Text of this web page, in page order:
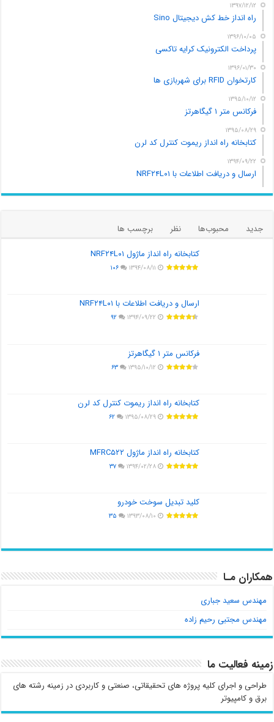
۱۳۹۷/۱۲/۱۲
راه انداز خط کش دیجیتال Sino
۱۳۹۶/۱۰/۰۵
پرداخت الکترونیک کرایه تاکسی
۱۳۹۶/۰۱/۳۰
کارتخوان RFID برای شهربازی ها
۱۳۹۵/۱۰/۱۲
فرکانس متر ۱ گیگاهرتز
۱۳۹۵/۰۸/۲۹
کتابخانه راه انداز ریموت کنترل کد لرن
۱۳۹۴/۰۹/۲۲
ارسال و دریافت اطلاعات با NRF۲۴L۰۱
جدید محبوب‌ها نظر
برچسب ها
کتابخانه راه انداز ماژول NRF۲۴L۰۱
۱۳۹۴/۰۸/۱۱ ۱۰۶
ارسال و دریافت اطلاعات با NRF۲۴L۰۱
۱۳۹۴/۰۹/۲۲ ۹۲
فرکانس متر ۱ گیگاهرتز
۱۳۹۵/۱۰/۱۲ ۶۳
کتابخانه راه انداز ریموت کنترل کد لرن
۱۳۹۵/۰۸/۲۹ ۶۲
کتابخانه راه انداز ماژول MFRC۵۲۲
۱۳۹۴/۰۲/۲۸ ۳۷
کلید تبدیل سوخت خودرو
۱۳۹۳/۰۸/۱۰ ۳۵
همکاران مـا
مهندس سعید جباری
مهندس مجتبی رحیم زاده
زمینه فعالیت ما
طراحی و اجرای کلیه پروژه های تحقیقاتی، صنعتی و کاربردی در زمینه رشته های
برق و کامپیوتر